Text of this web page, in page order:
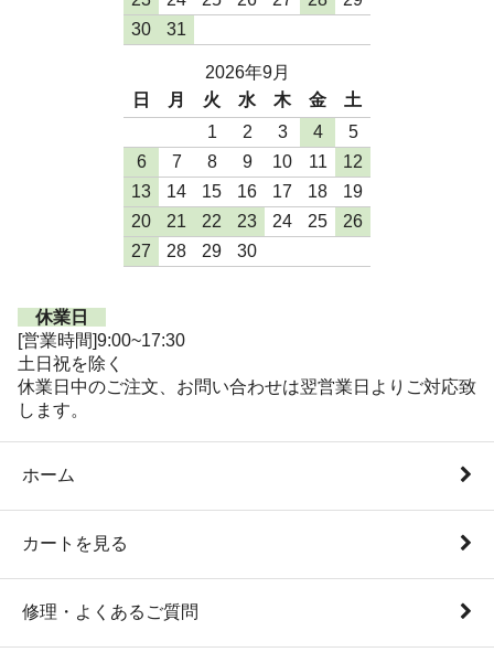
30
31
2026年9月
日
月 火 水 木 金
土
1
2 3 4
5
6
7 8 9 10 11
12
13
14 15 16 17 18
19
20
21 22 23 24 25
26
27
28 29 30
休業日
[営業時間]9:00~17:30
土日祝を除く
休業日中のご注文、お問い合わせは翌営業日よりご対応致
します。
ホーム
カートを見る
修理・よくあるご質問